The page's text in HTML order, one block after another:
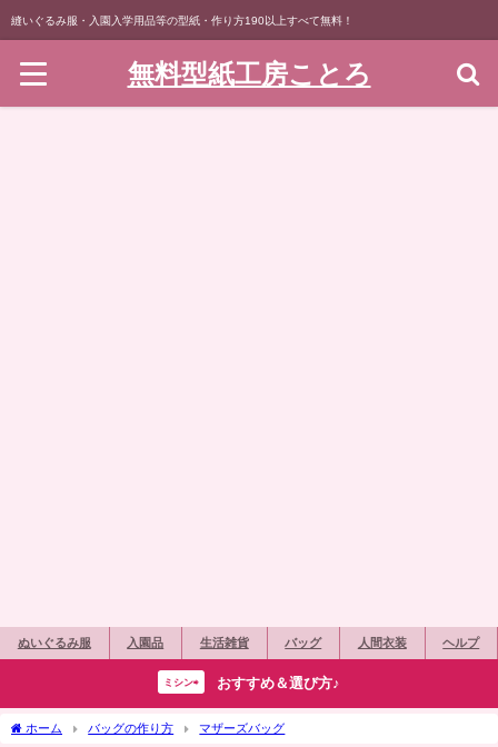
縫いぐるみ服・入園入学用品等の型紙・作り方190以上すべて無料！
無料型紙工房ことろ
ぬいぐるみ服 入園品 生活雑貨 バッグ 人間衣装 ヘルプ
ミシン⇨ おすすめ＆選び方♪
ホーム バッグの作り方 マザーズバッグ